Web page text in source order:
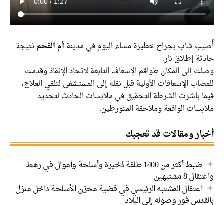
أُصيب شاب بجراح خطيرة مساء اليوم في مدينة أم الفحم نتيجة
حادثة إطلاق نار.
وصلت إلى المكان طواقم الإسعاف التابعة لاتحاد الإنقاذ وقدمت
للمصاب الإسعافات الأولية قبل نقله إلى المستشفى لتلقي العلاج،
فيما باشرت الشرطة التحقيق في ملابسات الحادث لتحديد
ملابسات الواقعة وملاحقة المتورطين.
أخبار ومقالات قد تعجبك
ضبط أكثر من 1400 طلقة ذخيرة وأسلحة وأموال في رهط
واعتقال 8 مشتبهين
اعتقال المشتبه الرئيسي في قضية مخزن الأسلحة داخل منزل
بالقدس فور وصوله إلى البلاد